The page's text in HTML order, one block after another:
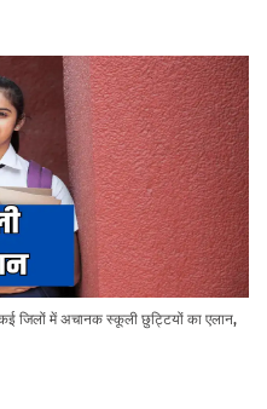
में अचानक स्कूली छुट्टियों का एलान,